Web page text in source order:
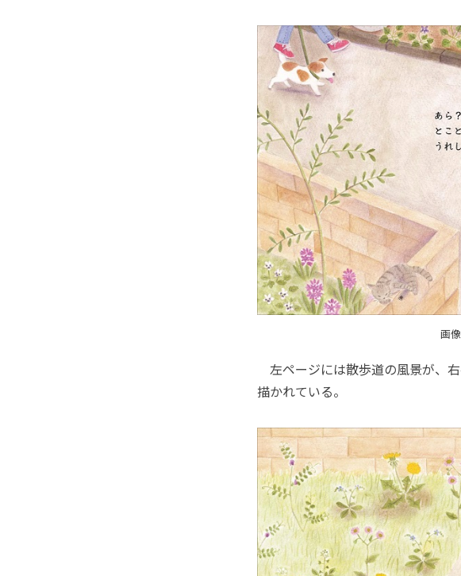
画
左ページには散歩道の風景が、
描かれている。